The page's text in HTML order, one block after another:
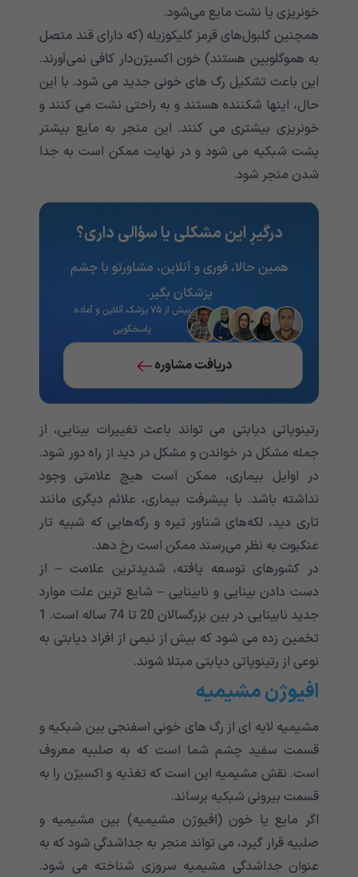
خونریزی یا نشت مایع می‌شود.
همچنین گلبول‌های قرمز گلیکوزیله (که دارای قند متصل
به هموگلوبین هستند) خون اکسیژن‌دار کافی نمی‌آورند.
این باعث تشکیل رگ های خونی جدید می شود. با این
حال، اینها شکننده هستند و به راحتی نشت می کنند و
خونریزی بیشتری می کنند. این منجر به مایع بیشتر
پشت شبکیه می شود و در نهایت ممکن است به جدا
شدن منجر شود.
درگیرِ این مشکلی یا سؤالی داری؟
همین حالا، فوری و آنلاین، مشاورتو با چشم
پزشکان بگیر.
بیش از ۷۵ پزشک آنلاین و آماده
پاسخگویی
دریافت مشاوره
رتینوپاتی دیابتی می تواند باعث تغییرات بینایی، از
جمله مشکل در خواندن و مشکل در دید از راه دور شود.
در اوایل بیماری، ممکن است هیچ علامتی وجود
نداشته باشد. با پیشرفت بیماری، علائم دیگری مانند
تاری دید، لکه‌های شناور تیره و رگه‌هایی که شبیه تار
عنکبوت به نظر می‌رسند ممکن است رخ دهد.
در کشورهای توسعه یافته، شدیدترین علامت – از
دست دادن بینایی و نابینایی – شایع ترین علت موارد
جدید نابینایی در بین بزرگسالان 20 تا 74 ساله است. 1
تخمین زده می شود که بیش از نیمی از افراد دیابتی به
نوعی از رتینوپاتی دیابتی مبتلا شوند.
افیوژن مشیمیه
مشیمیه لایه ای از رگ های خونی اسفنجی بین شبکیه و
قسمت سفید چشم شما است که به صلبیه معروف
است. نقش مشیمیه این است که تغذیه و اکسیژن را به
قسمت بیرونی شبکیه برساند.
اگر مایع یا خون (افیوژن مشیمیه) بین مشیمیه و
صلبیه قرار گیرد، می تواند منجر به جداشدگی شود که به
عنوان جداشدگی مشیمیه سروزی شناخته می شود.